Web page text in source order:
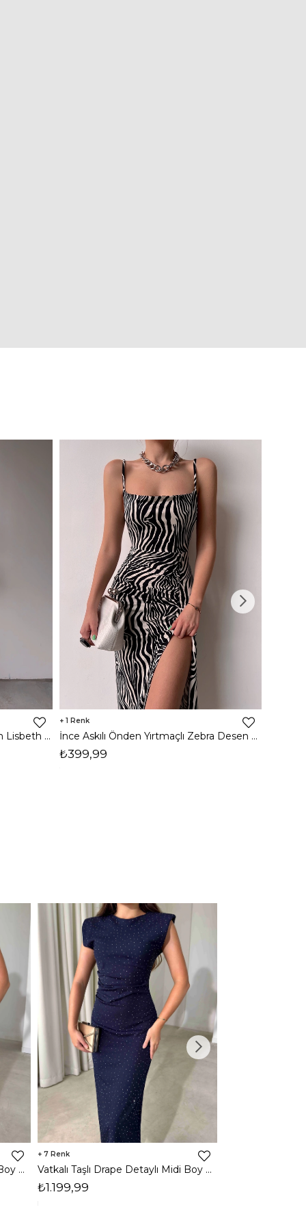
İnce Askılı Önden Yırtmaçlı Uzun Lisbeth Kadın Beyaz Elbise 22K000581
1
İnce Askılı Önden Yırtmaçlı Zebra Desen Citlali Kadın Renkli Elbise 22Y000068
₺399,99
Vatkalı Taşlı Drape Detaylı Midi Boy Kahverengi Jesep Kadın Elbise 26Y282
7
Vatkalı Taşlı Drape Detaylı Midi Boy Lacivert Jesep Kadın Elbise 26Y282
₺1.199,99